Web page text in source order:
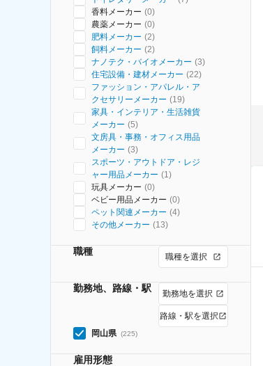
香料メーカー (0)
農薬メーカー (0)
肥料メーカー (2)
飼料メーカー (2)
ナノテク・バイオメーカー (3)
住宅設備・建材メーカー (22)
ファッション・アパレル・ア
クセサリーメーカー (19)
家具・インテリア・生活雑貨
メーカー (5)
文房具・事務・オフィス用品
メーカー (3)
スポーツ・アウトドア・レジ
ャー用品メーカー (1)
玩具メーカー (0)
ベビー用品メーカー (0)
ペット関連メーカー (4)
その他メーカー (13)
職種 職種を選択
勤務地、路線・駅 勤務地を選択
路線・駅を選択
岡山県 (225)
雇用形態